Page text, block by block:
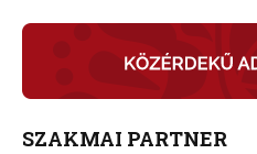
SZAKMAI PARTNER